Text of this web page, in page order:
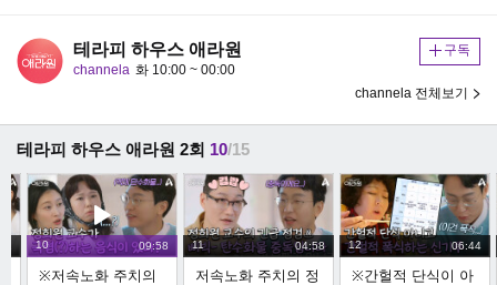
테라피 하우스 애라원
channela 화 10:00 ~ 00:00
구독
channela 전체보기
테라피 하우스 애라원 2회 10/15
10 09:58
※저속노화 주치의
11 04:58
저속노화 주치의 정
12 06:44
※간헐적 단식이 아